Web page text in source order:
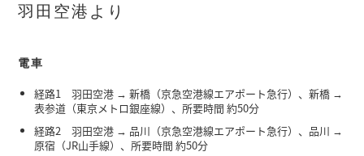
羽田空港より
電車
経路1 羽田空港 → 新橋（京急空港線エアポート急行）、新橋 →
表参道（東京メトロ銀座線）、所要時間 約50分
経路2 羽田空港 → 品川（京急空港線エアポート急行）、品川 →
原宿（JR山手線）、所要時間 約50分